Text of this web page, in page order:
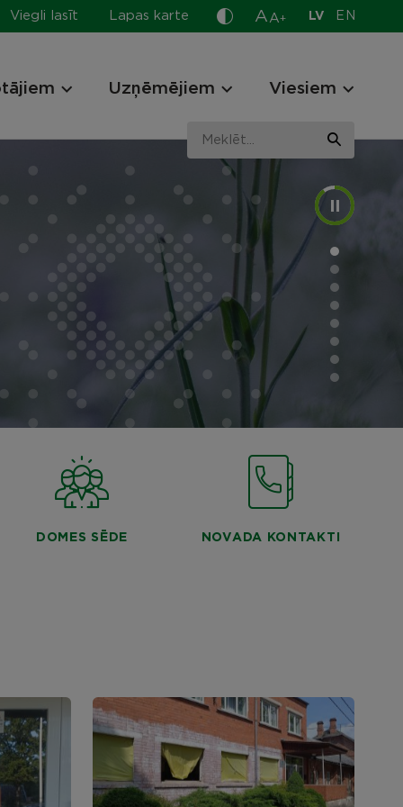
Viegli lasīt Lapas karte A A+ LV EN
Uzņēmējiem Viesiem
DOMES SĒDE NOVADA KONTAKTI